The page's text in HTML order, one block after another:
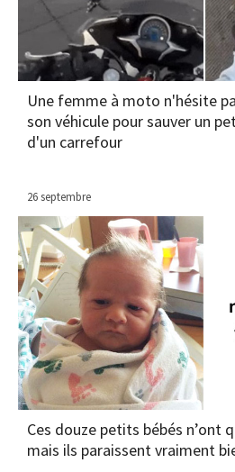
Une femme à moto n'hésite
son véhicule pour sauver un
d'un carrefour
26 septembre
Ces douze petits bébés n’ont
mais ils paraissent vraiment